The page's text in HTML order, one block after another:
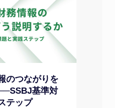
のつながりを
基準対
テップ